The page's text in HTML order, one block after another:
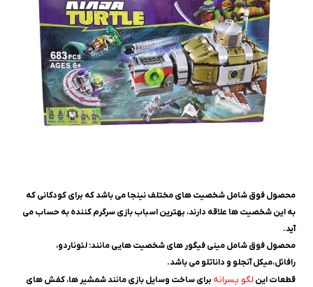
محصول فوق شامل شخصیت های مختلف نینجا می باشد که برای کودکانی که
به این شخصیت ها علاقه دارند، بهترین اسباب بازی سرگرم کننده به حساب می
آید.
محصول فوق شامل مینی فیگور های شخصیت هایی مانند: لئوناردو،
رافائل،میکل آنجلو و داناتلو می باشد.
قطعات این لگو پسرانه برای ساخت وسایل بازی مانند شمشیر ها، کفش های